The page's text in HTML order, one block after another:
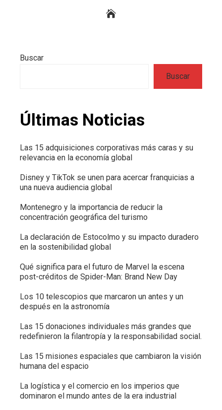
Buscar
Buscar
Últimas Noticias
Las 15 adquisiciones corporativas más caras y su
relevancia en la economía global
Disney y TikTok se unen para acercar franquicias a
una nueva audiencia global
Montenegro y la importancia de reducir la
concentración geográfica del turismo
La declaración de Estocolmo y su impacto duradero
en la sostenibilidad global
Qué significa para el futuro de Marvel la escena
post-créditos de Spider-Man: Brand New Day
Los 10 telescopios que marcaron un antes y un
después en la astronomía
Las 15 donaciones individuales más grandes que
redefinieron la filantropía y la responsabilidad social.
Las 15 misiones espaciales que cambiaron la visión
humana del espacio
La logística y el comercio en los imperios que
dominaron el mundo antes de la era industrial